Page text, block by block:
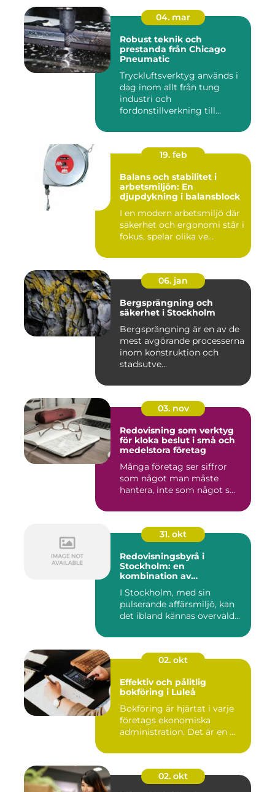
04. mar
Robust teknik och
prestanda från Chicago
Pneumatic
Tryckluftsverktyg används i
dag inom allt från tung
industri och
fordonstillverkning till...
19. feb
Balans och stabilitet i
arbetsmiljön: En
djupdykning i balansblock
I en modern arbetsmiljö där
säkerhet och ergonomi står i
fokus, spelar olika ve...
06. jan
Bergsprängning och
säkerhet i Stockholm
Bergsprängning är en av de
mest avgörande processerna
inom konstruktion och
stadsutve...
03. nov
Redovisning som verktyg
för kloka beslut i små och
medelstora företag
Många företag ser siffror
som något man måste
hantera, inte som något s...
31. okt
Redovisningsbyrå i
Stockholm: en
kombination av
personlig service
I Stockholm, med sin
pulserande affärsmiljö, kan
det ibland kännas överväld...
02. okt
Effektiv och pålitlig
bokföring i Luleå
Bokföring är hjärtat i varje
företags ekonomiska
administration. Det är en ...
02. okt